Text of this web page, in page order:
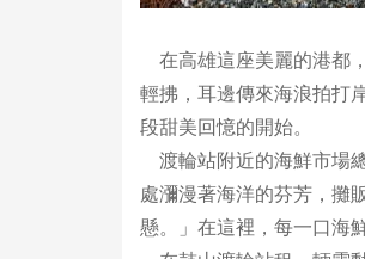
在高雄這座美麗的港都
輕拂，耳邊傳來海浪拍打
段甜美回憶的開始。
渡輪站附近的海鮮市場
處瀰漫著海洋的芬芳，攤
懸。」在這裡，每一口海